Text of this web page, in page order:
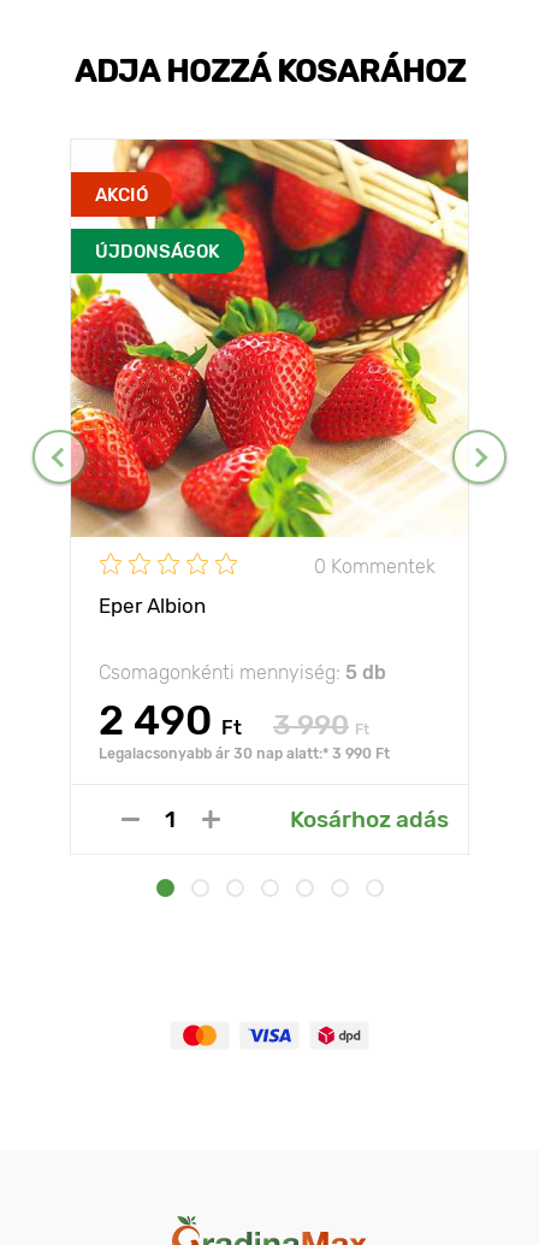
ADJA HOZZÁ KOSARÁHOZ
AKCIÓ
ÚJDONSÁGOK
0 Kommentek
Eper Albion
Csomagonkénti mennyiség: 5 db
2 490 Ft 3 990 Ft
Legalacsonyabb ár 30 nap alatt:* 3 990 Ft
Kosárhoz adás